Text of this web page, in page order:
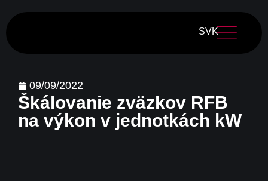
SVK
09/09/2022
Škálovanie zväzkov RFB
na výkon v jednotkách kW